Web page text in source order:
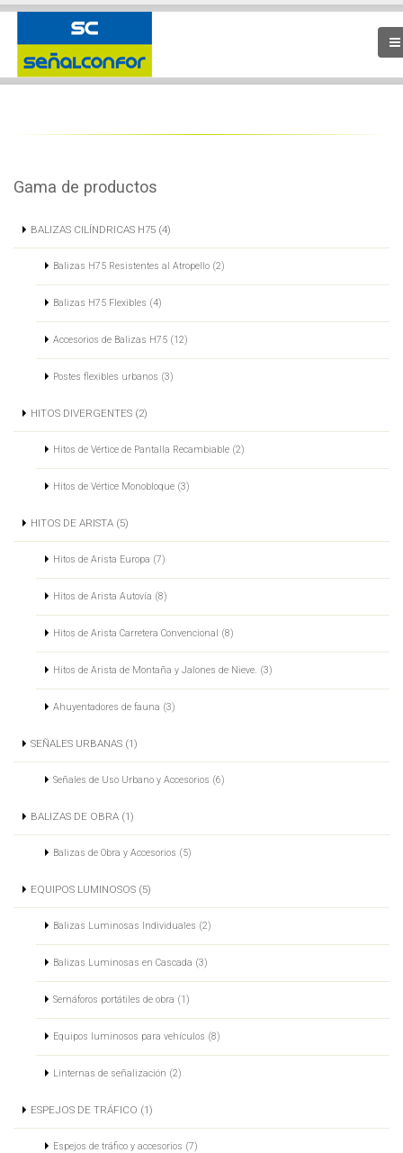
Gama de productos
BALIZAS CILÍNDRICAS H75 (4)
Balizas H75 Resistentes al Atropello (2)
Balizas H75 Flexibles (4)
Accesorios de Balizas H75 (12)
Postes flexibles urbanos (3)
HITOS DIVERGENTES (2)
Hitos de Vértice de Pantalla Recambiable (2)
Hitos de Vértice Monobloque (3)
HITOS DE ARISTA (5)
Hitos de Arista Europa (7)
Hitos de Arista Autovía (8)
Hitos de Arista Carretera Convencional (8)
Hitos de Arista de Montaña y Jalones de Nieve. (3)
Ahuyentadores de fauna (3)
SEÑALES URBANAS (1)
Señales de Uso Urbano y Accesorios (6)
BALIZAS DE OBRA (1)
Balizas de Obra y Accesorios (5)
EQUIPOS LUMINOSOS (5)
Balizas Luminosas Individuales (2)
Balizas Luminosas en Cascada (3)
Semáforos portátiles de obra (1)
Equipos luminosos para vehículos (8)
Linternas de señalización (2)
ESPEJOS DE TRÁFICO (1)
Espejos de tráfico y accesorios (7)